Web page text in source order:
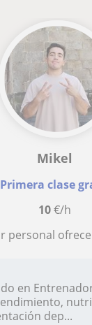
Mikel
Primera clase
10€/h
Online o Presencial; especialidad en fuerza,
en
dep...